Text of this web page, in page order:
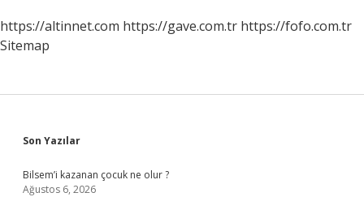
Biter
https://altinnet.com https://gave.com.tr https://fofo.com.tr
Sitemap
Sidebar
Son Yazılar
Bilsem’i kazanan çocuk ne olur ?
Ağustos 6, 2026